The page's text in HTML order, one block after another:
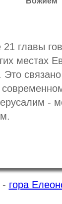
главы
местах
-
- гора